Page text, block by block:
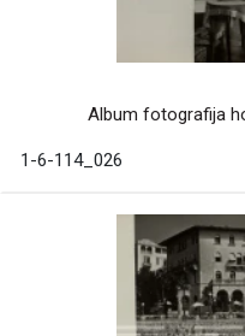
Album fotografija
1-6-114_026